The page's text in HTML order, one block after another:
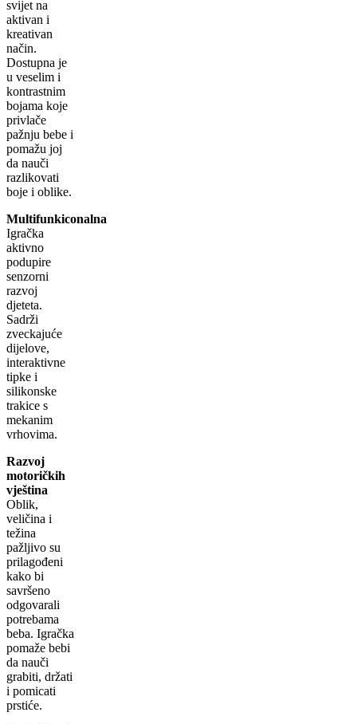
svijet na
aktivan i
kreativan
način.
Dostupna je
u veselim i
kontrastnim
bojama koje
privlače
pažnju bebe i
pomažu joj
da nauči
razlikovati
boje i oblike.
Multifunkiconalna
Igračka
aktivno
podupire
senzorni
razvoj
djeteta.
Sadrži
zveckajuće
dijelove,
interaktivne
tipke i
silikonske
trakice s
mekanim
vrhovima.
Razvoj
motoričkih
vještina
Oblik,
veličina i
težina
pažljivo su
prilagođeni
kako bi
savršeno
odgovarali
potrebama
beba. Igračka
pomaže bebi
da nauči
grabiti, držati
i pomicati
prstiće.